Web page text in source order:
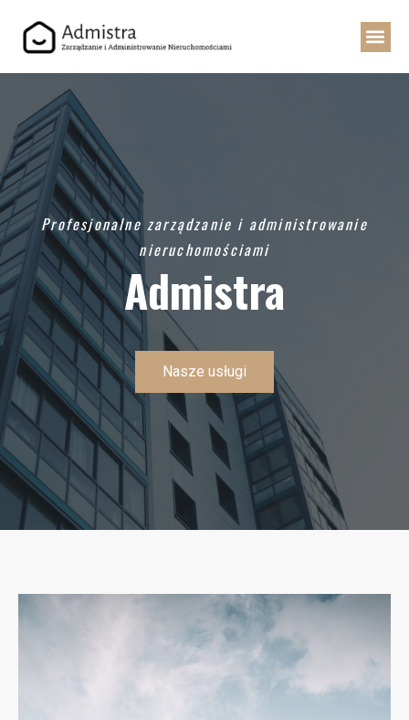
Profesjonalne zarządzanie i administrowanie
nieruchomościami
Admistra
Nasze usługi